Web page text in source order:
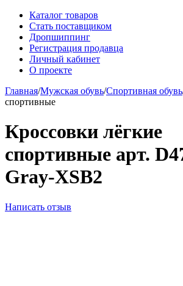
Каталог товаров
Стать поставщиком
Дропшиппинг
Регистрация продавца
Личный кабинет
О проекте
Главная/Мужская обувь/Спортивная обувь
спортивные
Кроссовки лёгкие
спортивные арт.
Gray-XSB2
Написать отзыв